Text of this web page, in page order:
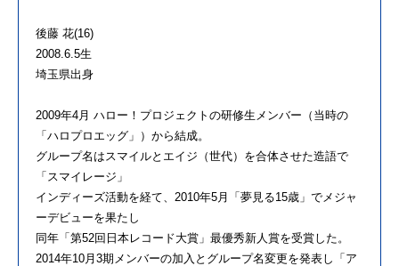
後藤 花(16)
2008.6.5生
埼玉県出身
2009年4月 ハロー！プロジェクトの研修生メンバー（当時の
「ハロプロエッグ」）から結成。
グループ名はスマイルとエイジ（世代）を合体させた造語で
「スマイレージ」
インディーズ活動を経て、2010年5月「夢見る15歳」でメジャ
ーデビューを果たし
同年「第52回日本レコード大賞」最優秀新人賞を受賞した。
2014年10月3期メンバーの加入とグループ名変更を発表し「ア